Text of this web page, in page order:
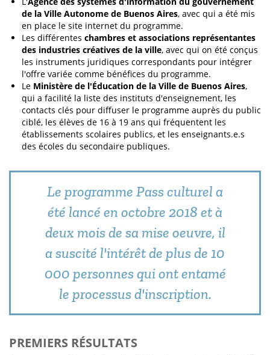
de la Ville Autonome de Buenos Aires, avec qui a été mis
en place le site internet du programme.
Les différentes chambres et associations représentantes
des industries créatives de la ville, avec qui on été conçus
les instruments juridiques correspondants pour intégrer
l'offre variée comme bénéfices du programme.
Le Ministère de l'Éducation de la Ville de Buenos Aires,
qui a facilité la liste des instituts d'enseignement, les
contacts clés pour diffuser le programme auprès du public
ciblé, les élèves de 16 à 19 ans qui fréquentent les
établissements scolaires publics, et les enseignants.e.s
des écoles du secondaire publiques.
Le programme Pass culturel a
été lancé en octobre 2018 et à
deux mois de sa mise oeuvre, il
a suscité l'intérêt de plus de 10
000 personnes qui ont entamé
le processus d'inscription.
PREMIERS RÉSULTATS